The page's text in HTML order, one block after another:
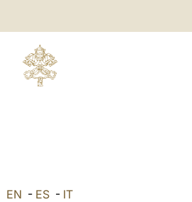
EN - ES - IT